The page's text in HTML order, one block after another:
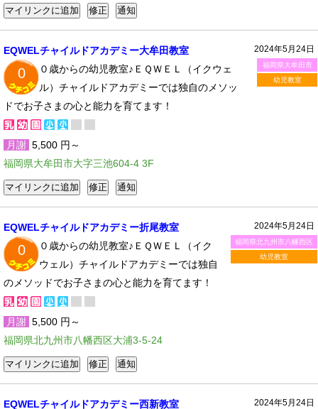
2024年5月24日
福岡県大牟田市
幼児教室
EQWELチャイルドアカデミー大牟田教室
0
０歳からの幼児教室♪ＥＱＷＥＬ（イクウェ
ル）チャイルドアカデミーでは独自のメソッ
ドでお子さまの心と能力を育てます！
月謝 5,500 円～
福岡県大牟田市大字三池604-4 3F
2024年5月24日
福岡県北九州市八幡西区
幼児教室
EQWELチャイルドアカデミー折尾教室
0
０歳からの幼児教室♪ＥＱＷＥＬ（イク
ウェル）チャイルドアカデミーでは独自
のメソッドでお子さまの心と能力を育てます！
月謝 5,500 円～
福岡県北九州市八幡西区大浦3-5-24
2024年5月24日
EQWELチャイルドアカデミー西新教室